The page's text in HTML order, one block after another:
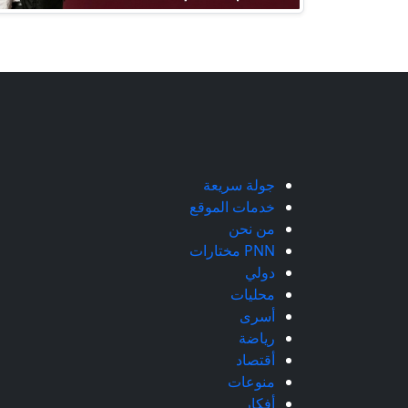
جولة سريعة
خدمات الموقع
من نحن
PNN مختارات
دولي
محليات
أسرى
رياضة
أقتصاد
منوعات
أفكار